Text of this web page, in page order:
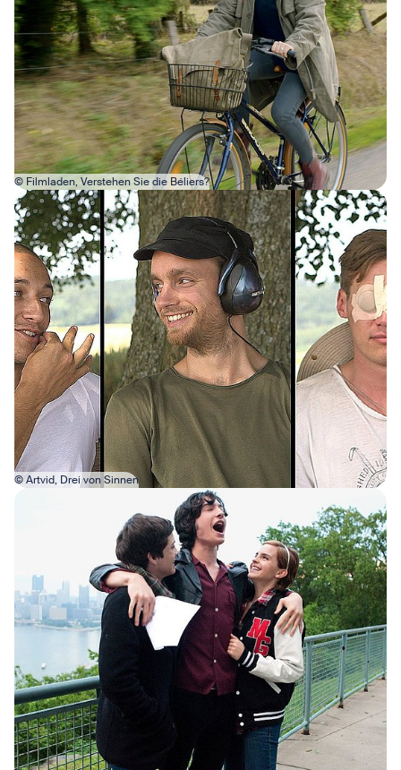
© Filmladen, Verstehen Sie die Béliers?
Bild in Lightbox öffnen
© Artvid, Drei von Sinnen